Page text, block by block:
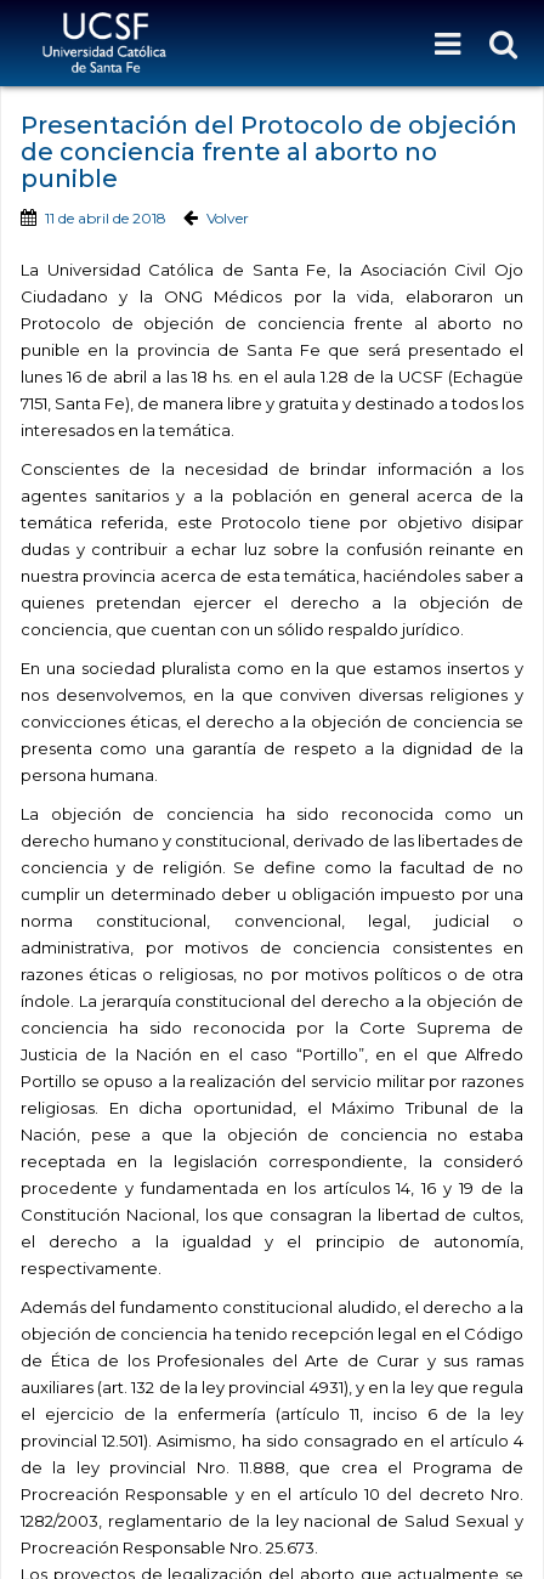
Presentación del Protocolo de objeción
de conciencia frente al aborto no
punible
11 de abril de 2018 Volver
La Universidad Católica de Santa Fe, la Asociación Civil Ojo
Ciudadano y la ONG Médicos por la vida, elaboraron un
Protocolo de objeción de conciencia frente al aborto no
punible en la provincia de Santa Fe que será presentado el
lunes 16 de abril a las 18 hs. en el aula 1.28 de la UCSF (Echagüe
7151, Santa Fe), de manera libre y gratuita y destinado a todos los
interesados en la temática.
Conscientes de la necesidad de brindar información a los
agentes sanitarios y a la población en general acerca de la
temática referida, este Protocolo tiene por objetivo disipar
dudas y contribuir a echar luz sobre la confusión reinante en
nuestra provincia acerca de esta temática, haciéndoles saber a
quienes pretendan ejercer el derecho a la objeción de
conciencia, que cuentan con un sólido respaldo jurídico.
En una sociedad pluralista como en la que estamos insertos y
nos desenvolvemos, en la que conviven diversas religiones y
convicciones éticas, el derecho a la objeción de conciencia se
presenta como una garantía de respeto a la dignidad de la
persona humana.
La objeción de conciencia ha sido reconocida como un
derecho humano y constitucional, derivado de las libertades de
conciencia y de religión. Se define como la facultad de no
cumplir un determinado deber u obligación impuesto por una
norma constitucional, convencional, legal, judicial o
administrativa, por motivos de conciencia consistentes en
razones éticas o religiosas, no por motivos políticos o de otra
índole. La jerarquía constitucional del derecho a la objeción de
conciencia ha sido reconocida por la Corte Suprema de
Justicia de la Nación en el caso “Portillo”, en el que Alfredo
Portillo se opuso a la realización del servicio militar por razones
religiosas. En dicha oportunidad, el Máximo Tribunal de la
Nación, pese a que la objeción de conciencia no estaba
receptada en la legislación correspondiente, la consideró
procedente y fundamentada en los artículos 14, 16 y 19 de la
Constitución Nacional, los que consagran la libertad de cultos,
el derecho a la igualdad y el principio de autonomía,
respectivamente.
Además del fundamento constitucional aludido, el derecho a la
objeción de conciencia ha tenido recepción legal en el Código
de Ética de los Profesionales del Arte de Curar y sus ramas
auxiliares (art. 132 de la ley provincial 4931), y en la ley que regula
el ejercicio de la enfermería (artículo 11, inciso 6 de la ley
provincial 12.501). Asimismo, ha sido consagrado en el artículo 4
de la ley provincial Nro. 11.888, que crea el Programa de
Procreación Responsable y en el artículo 10 del decreto Nro.
1282/2003, reglamentario de la ley nacional de Salud Sexual y
Procreación Responsable Nro. 25.673.
Los proyectos de legalización del aborto que actualmente se